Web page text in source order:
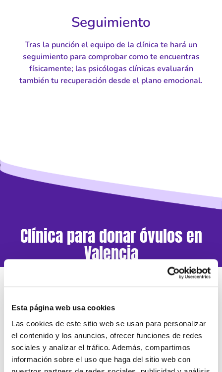
Esta página web usa cookies
Las cookies de este sitio web se usan para personalizar
el contenido y los anuncios, ofrecer funciones de redes
sociales y analizar el tráfico. Además, compartimos
información sobre el uso que haga del sitio web con
Seguimiento
Tras la punción el equipo de la clínica te hará un
seguimiento para comprobar como te encuentras
físicamente; las psicólogas clínicas evaluarán
también tu recuperación desde el plano emocional.
Clínica para donar óvulos en
Valencia
centro?
Next Fertility Valencia
Instituto de Medicina Reproductiva